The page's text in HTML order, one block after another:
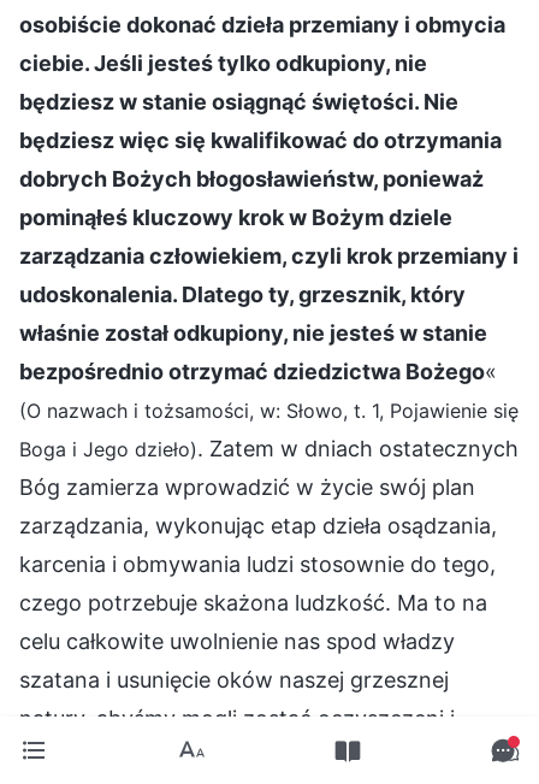
osobiście dokonać dzieła przemiany i obmycia
ciebie. Jeśli jesteś tylko odkupiony, nie
będziesz w stanie osiągnąć świętości. Nie
będziesz więc się kwalifikować do otrzymania
dobrych Bożych błogosławieństw, ponieważ
pominąłeś kluczowy krok w Bożym dziele
zarządzania człowiekiem, czyli krok przemiany i
udoskonalenia. Dlatego ty, grzesznik, który
właśnie został odkupiony, nie jesteś w stanie
bezpośrednio otrzymać dziedzictwa Bożego«
(O nazwach i tożsamości, w: Słowo, t. 1, Pojawienie się
Boga i Jego dzieło). Zatem w dniach ostatecznych
Bóg zamierza wprowadzić w życie swój plan
zarządzania, wykonując etap dzieła osądzania,
karcenia i obmywania ludzi stosownie do tego,
czego potrzebuje skażona ludzkość. Ma to na
celu całkowite uwolnienie nas spod władzy
szatana i usunięcie oków naszej grzesznej
natury, abyśmy mogli zostać oczyszczeni i
zbawieni. Widać z tego, że w Bożym dziele